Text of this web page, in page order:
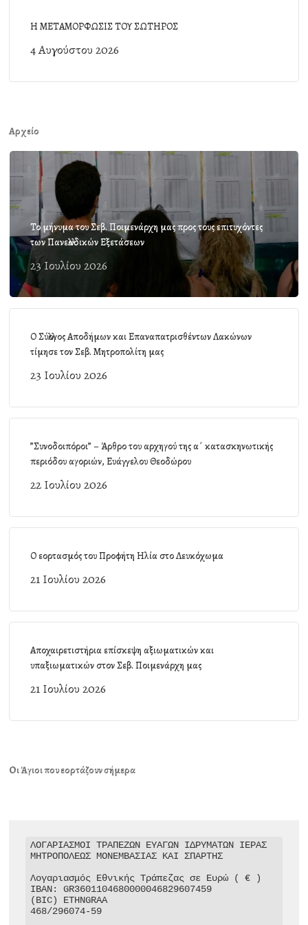
Η ΜΕΤΑΜΟΡΦΩΣΙΣ ΤΟΥ ΣΩΤΗΡΟΣ
4 Αυγούστου 2026
Αρχείο
Το μήνυμα του Σεβ. Ποιμενάρχη μας προς τους επιτυχόντες
των Πανελλαδικών Εξετάσεων
23 Ιουλίου 2026
Ο Σύλλογος Αποδήμων και Επαναπατρισθέντων Λακώνων
τίμησε τον Σεβ. Μητροπολίτη μας
23 Ιουλίου 2026
”Συνοδοιπόροι” – Άρθρο του αρχηγού της α΄ κατασκηνωτικής
περιόδου αγοριών, Ευάγγελου Θεοδώρου
22 Ιουλίου 2026
Ο εορτασμός του Προφήτη Ηλία στο Λευκόχωμα
21 Ιουλίου 2026
Αποχαιρετιστήρια επίσκεψη αξιωματικών και
υπαξιωματικών στον Σεβ. Ποιμενάρχη μας
21 Ιουλίου 2026
Οι Άγιοι που εορτάζουν σήμερα
ΛΟΓΑΡΙΑΣΜΟΙ ΤΡΑΠΕΖΩΝ ΕΥΑΓΩΝ ΙΔΡΥΜΑΤΩΝ ΙΕΡΑΣ
ΜΗΤΡΟΠΟΛΕΩΣ ΜΟΝΕΜΒΑΣΙΑΣ ΚΑΙ ΣΠΑΡΤΗΣ
Λογαριασμός Εθνικής Τράπεζας σε Ευρώ ( € )
IBAN: GR3601104680000046829607459
(BIC) ETHNGRAA
468/296074-59